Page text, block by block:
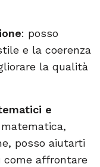
: posso
e la coerenza
la qualità
e
posso aiutarti
come affrontare